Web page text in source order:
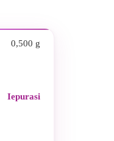
0,500 g
Iepurasi